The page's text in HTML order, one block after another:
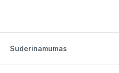
Suderinamumas